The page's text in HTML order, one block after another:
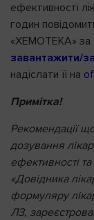
ефективності
годин
«ХЕМОТЕКА»
завантажити/
надіслати її на
Примітка!
Рекомендації
дозування
ефективності
«Довідника
формуляру
ЛЗ,